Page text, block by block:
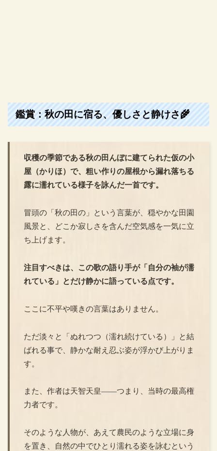
鑑賞：秋の田に宿る、優しさと静けさ🌾
収穫の季節である秋の田んぼに建てられた仮の小
屋（かりほ）で、粗い作りの屋根から漏れ落ちる
露に濡れている様子を詠んだ一首です。
冒頭の「秋の田の」という言葉が、穏やかな田園
風景と、どこか寂しさを含んだ空気感を一気に立
ち上げます。
注目すべきは、この歌の語り手が「自分の袖が濡
れている」とだけ静かに語っている点です。
ここに不平や嘆きの言葉はありません。
ただ淡々と「ぬれつつ（濡れ続けている）」と結
ばれる事で、静かな耐え忍ぶ姿が浮かび上がりま
す。
また、作者は天智天皇――つまり、当時の最高権
力者です。
そのような人物が、あえて農民のような立場に身
を置き、自然の中でひとり濡れる姿を詠むという